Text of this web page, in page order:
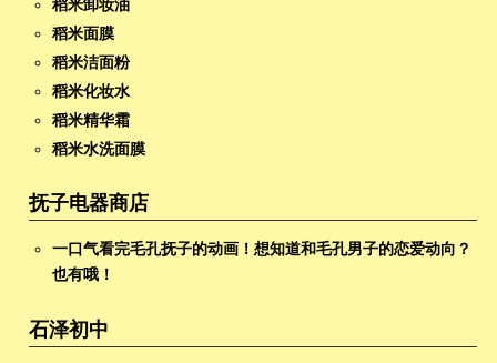
稻米卸妆油
稻米面膜
稻米洁面粉
稻米化妆水
稻米精华霜
稻米水洗面膜
抚子电器商店
一口气看完毛孔抚子的动画！想知道和毛孔男子的恋爱动向？
也有哦！
石泽初中